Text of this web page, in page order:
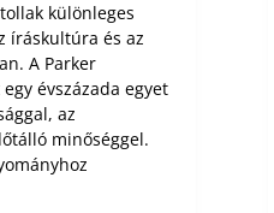
különleges
íráskultúra és az
A Parker
évszázada egyet
az
minőséggel.